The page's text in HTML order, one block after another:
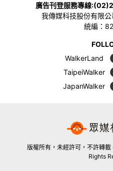
廣告刊登服務專線:
我傳媒科技股份有限
統編：
WalkerLand
TaipeiWalker
JapanWalker
版權所有，未經許可，不許轉
Rights